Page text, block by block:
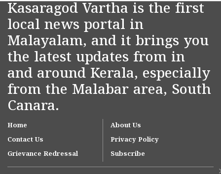
Kasaragod Vartha is the first
local news portal in
Malayalam, and it brings you
the latest updates from in
and around Kerala, especially
from the Malabar area, South
Canara.
Home
About Us
Contact Us
Privacy Policy
Grievance Redressal
Subscribe